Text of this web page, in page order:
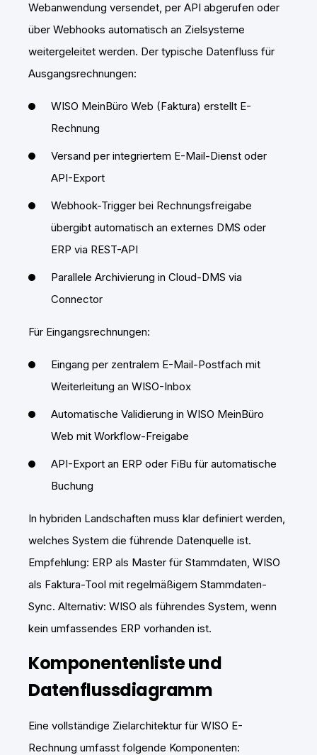
Webanwendung versendet, per API abgerufen oder
über Webhooks automatisch an Zielsysteme
weitergeleitet werden. Der typische Datenfluss für
Ausgangsrechnungen:
WISO MeinBüro Web (Faktura) erstellt E-
Rechnung
Versand per integriertem E-Mail-Dienst oder
API-Export
Webhook-Trigger bei Rechnungsfreigabe
übergibt automatisch an externes DMS oder
ERP via REST-API
Parallele Archivierung in Cloud-DMS via
Connector
Für Eingangsrechnungen:
Eingang per zentralem E-Mail-Postfach mit
Weiterleitung an WISO-Inbox
Automatische Validierung in WISO MeinBüro
Web mit Workflow-Freigabe
API-Export an ERP oder FiBu für automatische
Buchung
In hybriden Landschaften muss klar definiert werden,
welches System die führende Datenquelle ist.
Empfehlung: ERP als Master für Stammdaten, WISO
als Faktura-Tool mit regelmäßigem Stammdaten-
Sync. Alternativ: WISO als führendes System, wenn
kein umfassendes ERP vorhanden ist.
Komponentenliste und
Datenflussdiagramm
Eine vollständige Zielarchitektur für WISO E-
Rechnung umfasst folgende Komponenten: